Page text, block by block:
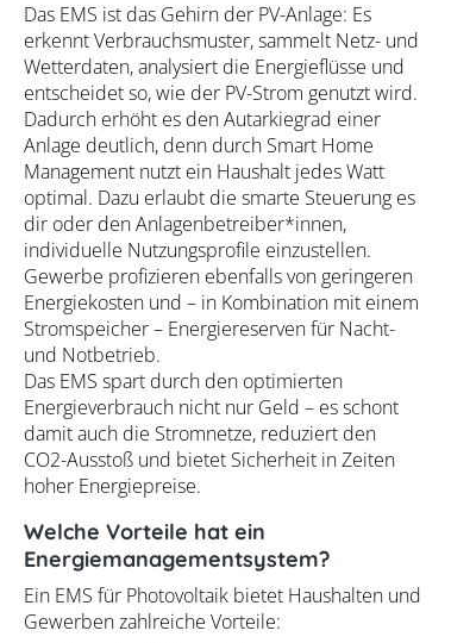
Das EMS ist das Gehirn der PV-Anlage: Es
erkennt Verbrauchsmuster, sammelt Netz- und
Wetterdaten, analysiert die Energieflüsse und
entscheidet so, wie der PV-Strom genutzt wird.
Dadurch erhöht es den Autarkiegrad einer
Anlage deutlich, denn durch Smart Home
Management nutzt ein Haushalt jedes Watt
optimal. Dazu erlaubt die smarte Steuerung es
dir oder den Anlagenbetreiber*innen,
individuelle Nutzungsprofile einzustellen.
Gewerbe profizieren ebenfalls von geringeren
Energiekosten und – in Kombination mit einem
Stromspeicher – Energiereserven für Nacht-
und Notbetrieb.
Das EMS spart durch den optimierten
Energieverbrauch nicht nur Geld – es schont
damit auch die Stromnetze, reduziert den
CO2-Ausstoß und bietet Sicherheit in Zeiten
hoher Energiepreise.
Welche Vorteile hat ein
Energiemanagementsystem?
Ein EMS für Photovoltaik bietet Haushalten und
Gewerben zahlreiche Vorteile: